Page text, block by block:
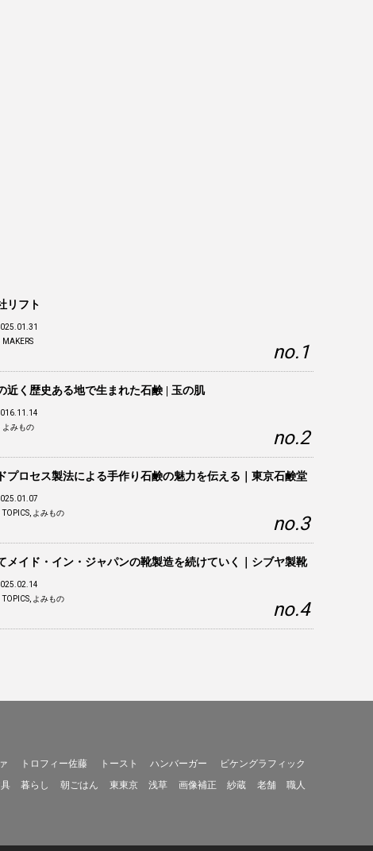
リフト
MAKERS
近く歴史ある地で生まれた石鹸 | 玉の肌
よみもの
プロセス製法による手作り石鹸の魅力を伝える｜東京石鹸堂
TOPICS, よみもの
メイド・イン・ジャパンの靴製造を続けていく｜シブヤ製靴
TOPICS, よみもの
トロフィー佐藤 トースト ハンバーガー
ビケングラフィック
暮らし 朝ごはん 東東京 浅草 画像補正 紗蔵 老舗
職人